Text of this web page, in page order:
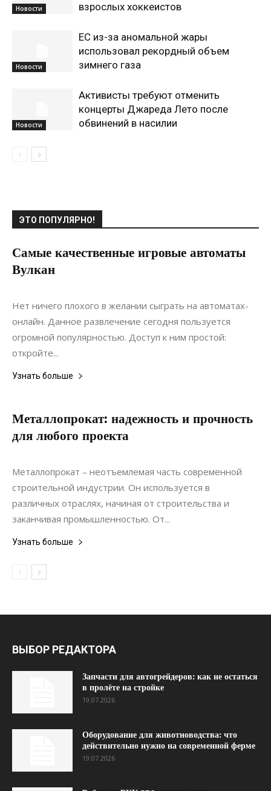
Новости
взрослых хоккеистов
Новости
ЕС из-за аномальной жары
использовал рекордный объем
зимнего газа
Новости
Активисты требуют отменить
концерты Джареда Лето после
обвинений в насилии
ЭТО ПОПУЛЯРНО!
Самые качественные игровые автоматы
Вулкан
10.10.2019
Нет ничего плохого в желании сыграть на автоматах-
онлайн. Данное развлечение сегодня пользуется
огромной популярностью. Доступ к ним простой:
откройте...
Узнать больше
Металлопрокат: надежность и прочность
для любого проекта
03.06.2022
Металлопрокат – неотъемлемая часть современной
строительной индустрии. Он используется в
различных отраслях, начиная от строительства и
заканчивая промышленностью. От...
Узнать больше
ВЫБОР РЕДАКТОРА
Запчасти для автогрейдеров: как не остаться
в пролёте на стройке
19.07.2026
Оборудование для животноводства: что
действительно нужно на современной ферме
19.07.2026